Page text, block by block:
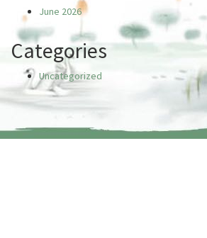
June 2026
Categories
Uncategorized